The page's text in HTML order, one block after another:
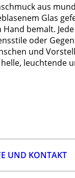
aus
Glas
bemalt.
oder
und
leuchtende
UND KONTAKT